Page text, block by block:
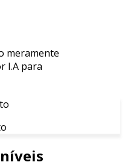
meramente
I.A para